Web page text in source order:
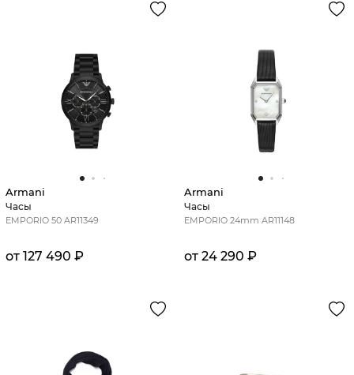
Armani
Часы
EMPORIO 50 AR11349
от 127 490 ₽
Armani
Часы
EMPORIO 24mm AR11148
от 24 290 ₽